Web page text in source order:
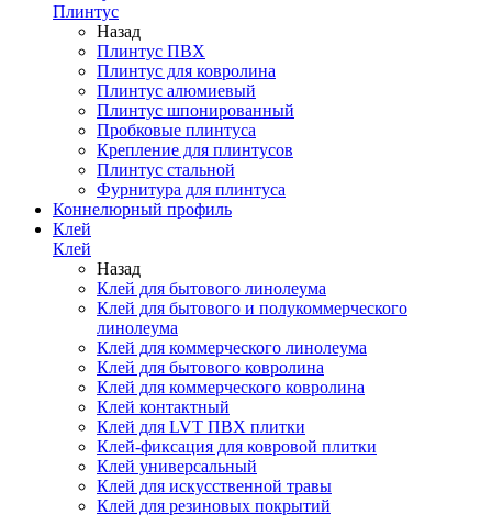
Плинтус
Назад
Плинтус ПВХ
Плинтус для ковролина
Плинтус алюмиевый
Плинтус шпонированный
Пробковые плинтуса
Крепление для плинтусов
Плинтус стальной
Фурнитура для плинтуса
Коннелюрный профиль
Клей
Клей
Назад
Клей для бытового линолеума
Клей для бытового и полукоммерческого
линолеума
Клей для коммерческого линолеума
Клей для бытового ковролина
Клей для коммерческого ковролина
Клей контактный
Клей для LVT ПВХ плитки
Клей-фиксация для ковровой плитки
Клей универсальный
Клей для искусственной травы
Клей для резиновых покрытий